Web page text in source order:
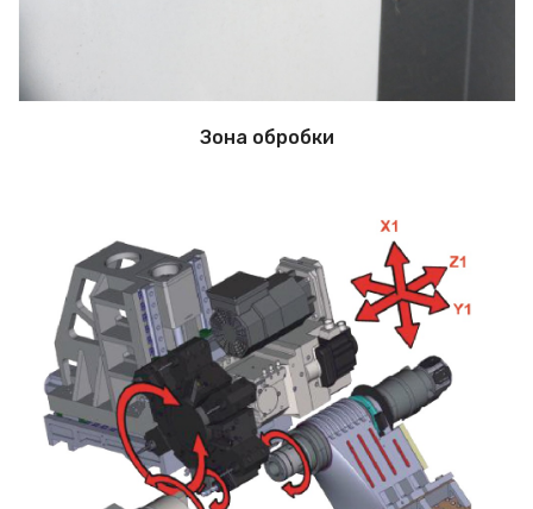
Зона обробки